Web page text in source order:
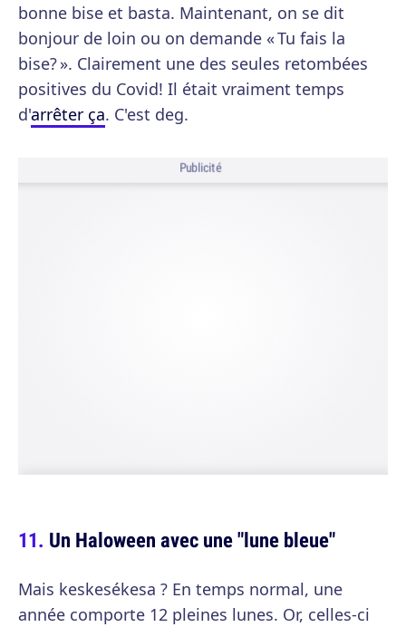
bonne bise et basta. Maintenant, on se dit
bonjour de loin ou on demande « Tu fais la
bise? ». Clairement une des seules retombées
positives du Covid! Il était vraiment temps
d'arrêter ça. C'est deg.
Publicité
Un Haloween avec une "lune bleue"
Mais keskesékesa ? En temps normal, une
année comporte 12 pleines lunes. Or, celles-ci